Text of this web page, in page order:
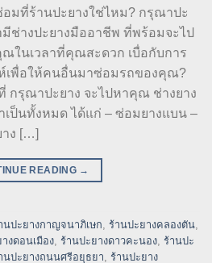
อมที่ร้านปะยางใช่ไหม? กรุณาปะ
มีช่างปะยางมืออาชีพ ที่พร้อมจะไป
ในเวลาที่คุณสะดวก เบื่อกับการ
เพื่อให้คนอื่นมาซ่อมรถของคุณ?
กรุณาปะยาง จะไปหาคุณ ช่างยาง
เป็นทั้งหมด ได้แก่ – ซ่อมยางแบน –
ง […]
READING →
นปะยางกาญจนาภิเษก, ร้านปะยางคลองตัน,
งดอนเมือง, ร้านปะยางดาวคะนอง, ร้านปะ
นปะยางถนนศรีอยุธยา, ร้านปะยาง